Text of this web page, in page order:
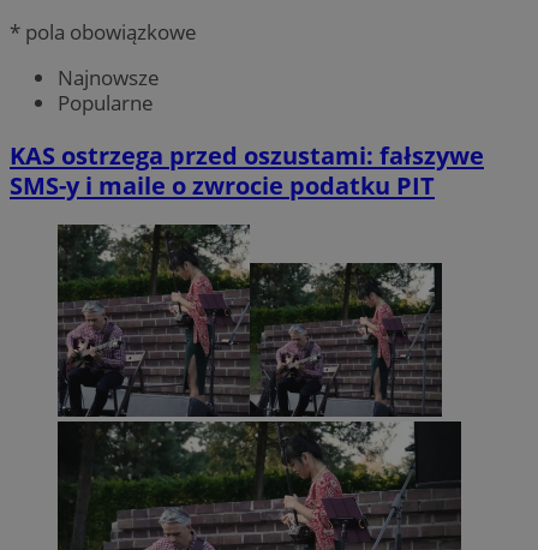
* pola obowiązkowe
Najnowsze
Popularne
KAS ostrzega przed oszustami: fałszywe
SMS-y i maile o zwrocie podatku PIT